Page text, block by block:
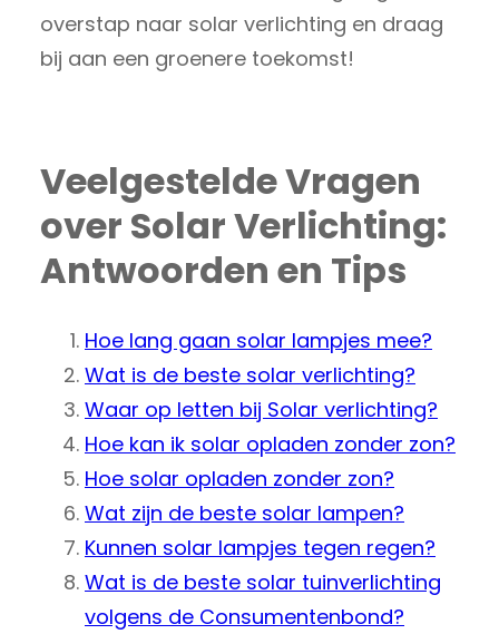
overstap naar solar verlichting en draag
bij aan een groenere toekomst!
Veelgestelde Vragen
over Solar Verlichting:
Antwoorden en Tips
Hoe lang gaan solar lampjes mee?
Wat is de beste solar verlichting?
Waar op letten bij Solar verlichting?
Hoe kan ik solar opladen zonder zon?
Hoe solar opladen zonder zon?
Wat zijn de beste solar lampen?
Kunnen solar lampjes tegen regen?
Wat is de beste solar tuinverlichting
volgens de Consumentenbond?